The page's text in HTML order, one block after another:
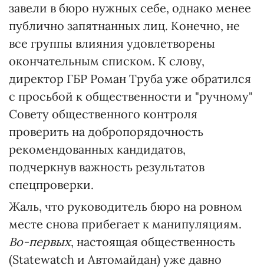
завели в бюро нужных себе, однако менее
публично запятнанных лиц. Конечно, не
все группы влияния удовлетворены
окончательным списком. К слову,
директор ГБР Роман Труба уже обратился
с просьбой к общественности и "ручному"
Совету общественного контроля
проверить на добропорядочность
рекомендованных кандидатов,
подчеркнув важность результатов
спецпроверки.
Жаль, что руководитель бюро на ровном
месте снова прибегает к манипуляциям.
Во-первых, настоящая общественность
(Statewatch и Автомайдан) уже давно